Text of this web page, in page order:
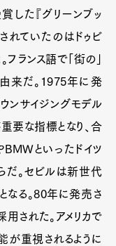
した『グリーンブッ
れていたのはドゥビ
ランス語で「街の」
来だ。1975年に発
ンサイジングモデル
要な指標となり、合
といったドイツ
。セビルは新世代
なる。80年に発売さ
された。アメリカで
が重視されるように